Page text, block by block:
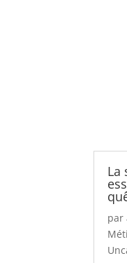
La
par